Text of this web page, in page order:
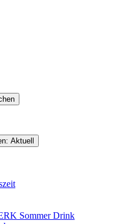
Aktuell
Sommer Drink